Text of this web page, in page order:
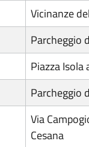
Vicinanze
Parcheggio
Piazza Isola
Parcheggio
Via
Cesana